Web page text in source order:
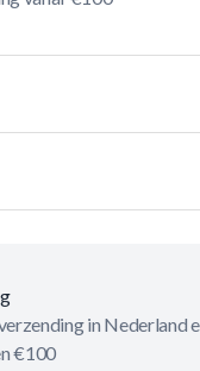
in Nederland
€100